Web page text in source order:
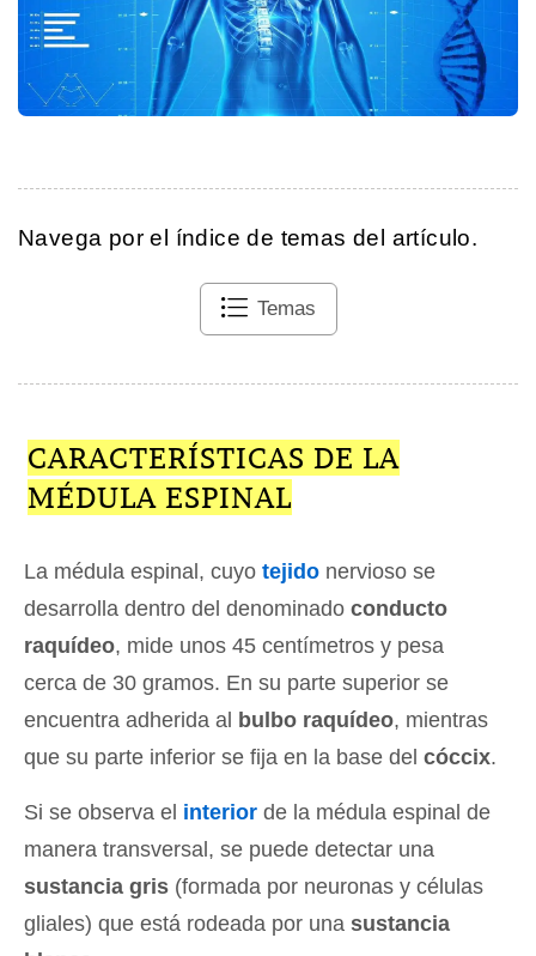
Navega por el índice de temas del artículo.
Temas
CARACTERÍSTICAS DE LA
MÉDULA ESPINAL
La médula espinal, cuyo tejido nervioso se
desarrolla dentro del denominado conducto
raquídeo, mide unos 45 centímetros y pesa
cerca de 30 gramos. En su parte superior se
encuentra adherida al bulbo raquídeo, mientras
que su parte inferior se fija en la base del cóccix.
Si se observa el interior de la médula espinal de
manera transversal, se puede detectar una
sustancia gris (formada por neuronas y células
gliales) que está rodeada por una sustancia